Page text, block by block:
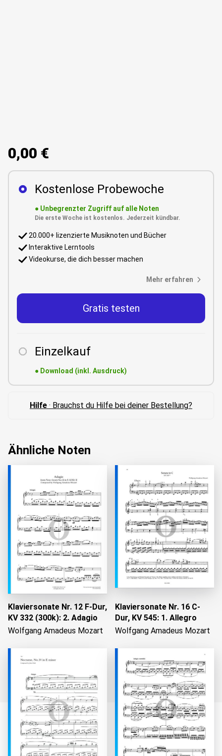
Wird geladen...
0,00 €
Kostenlose Probewoche
● Unbegrenzter Zugriff auf alle Noten
Die erste Woche ist kostenlos. Jederzeit kündbar.
20.000+ lizenzierte Musiknoten und Bücher
Interaktive Lerntools
Videokurse, die dich besser machen
Mehr erfahren
Gratis testen
Einzelkauf
● Download (inkl. Ausdruck)
Hilfe · Brauchst du Hilfe bei deiner Bestellung?
Ähnliche Noten
Klaviersonate Nr. 12 F-Dur,
KV 332 (300k): 2. Adagio
Wolfgang Amadeus Mozart
Klaviersonate Nr. 16 C-
Dur, KV 545: 1. Allegro
Wolfgang Amadeus Mozart